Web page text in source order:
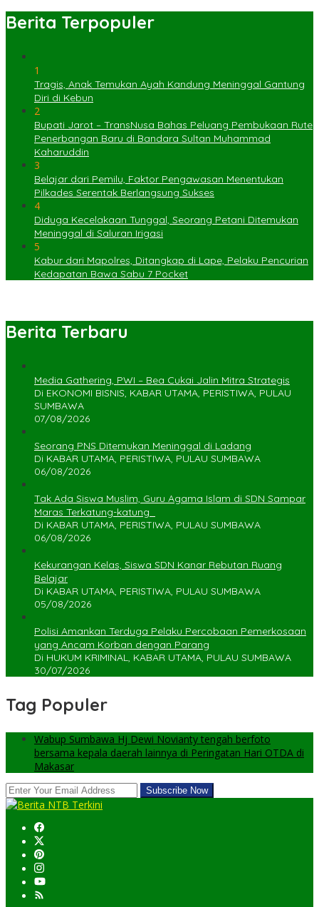
Berita Terpopuler
1
Tragis, Anak Temukan Ayah Kandung Meninggal Gantung
Diri di Kebun
2
Bupati Jarot – TransNusa Bahas Peluang Pembukaan Rute
Penerbangan Baru di Bandara Sultan Muhammad
Kaharuddin
3
Belajar dari Pemilu, Faktor Pengawasan Menentukan
Pilkades Serentak Berlangsung Sukses
4
Diduga Kecelakaan Tunggal, Seorang Petani Ditemukan
Meninggal di Saluran Irigasi
5
Kabur dari Mapolres, Ditangkap di Lape, Pelaku Pencurian
Kedapatan Bawa Sabu 7 Pocket
Berita Terbaru
Media Gathering, PWI – Bea Cukai Jalin Mitra Strategis
Di EKONOMI BISNIS, KABAR UTAMA, PERISTIWA, PULAU
SUMBAWA
07/08/2026
Seorang PNS Ditemukan Meninggal di Ladang
Di KABAR UTAMA, PERISTIWA, PULAU SUMBAWA
06/08/2026
Tak Ada Siswa Muslim, Guru Agama Islam di SDN Sampar
Maras Terkatung-katung ‎
Di KABAR UTAMA, PERISTIWA, PULAU SUMBAWA
06/08/2026
Kekurangan Kelas, Siswa SDN Kanar Rebutan Ruang
Belajar
Di KABAR UTAMA, PERISTIWA, PULAU SUMBAWA
05/08/2026
Polisi Amankan Terduga Pelaku Percobaan Pemerkosaan
yang Ancam Korban dengan Parang
Di HUKUM KRIMINAL, KABAR UTAMA, PULAU SUMBAWA
30/07/2026
Tag Populer
Wabup Sumbawa Hj Dewi Novianty tengah berfoto
bersama kepala daerah lainnya di Peringatan Hari OTDA di
Makasar